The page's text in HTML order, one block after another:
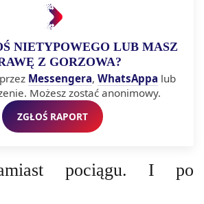
NIETYPOWEGO LUB MASZ
Z GORZOWA?
Messengera, WhatsAppa lub
Możesz zostać anonimowy.
ZGŁOŚ RAPORT
pociągu. I po